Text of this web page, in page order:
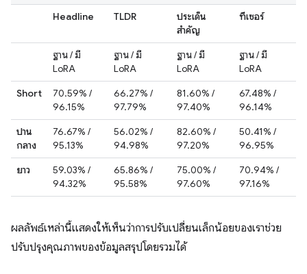
Headline TLDR
ประเด็น
สำคัญ
ทีเซอร์
ฐาน / มี
LoRA
ฐาน / มี
LoRA
ฐาน / มี
LoRA
ฐาน / มี
LoRA
Short
70.59% /
96.15%
66.27% /
97.79%
81.60% /
97.40%
67.48% /
96.14%
ปาน
กลาง
76.67% /
95.13%
56.02% /
94.98%
82.60% /
97.20%
50.41% /
96.95%
ยาว
59.03% /
94.32%
65.86% /
95.58%
75.00% /
97.60%
70.94% /
97.16%
ผลลัพธ์เหล่านี้แสดงให้เห็นว่าการปรับเปลี่ยนเล็กน้อยของเราช่วย
ปรับปรุงคุณภาพของข้อมูลสรุปโดยรวมได้